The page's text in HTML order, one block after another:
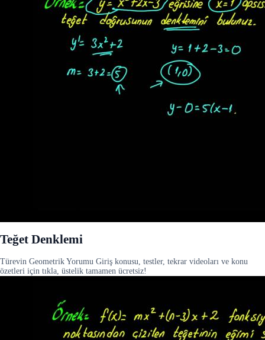
Teğet Denklemi
Türevin Geometrik Yorumu Giriş konusu, testler, tekrar videoları ve konu
özetleri için tıkla, üstelik tamamen ücretsiz!